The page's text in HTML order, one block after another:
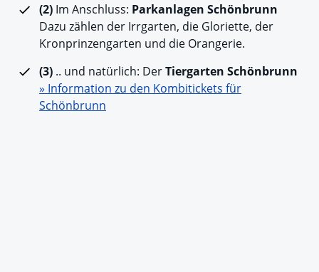
(2) Im Anschluss: Parkanlagen Schönbrunn
Dazu zählen der Irrgarten, die Gloriette, der
Kronprinzengarten und die Orangerie.
(3) .. und natürlich: DerTiergarten Schönbrunn
» Information zu den Kombitickets für
Schönbrunn